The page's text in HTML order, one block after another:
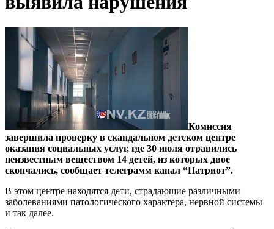
Комиссия
завершила проверку в скандальном детском центре
оказания социальных услуг, где 30 июля отравились
неизвестным веществом 14 детей, из которых двое
скончались, сообщает телеграмм канал “Патриот”.
В этом центре находятся дети, страдающие различными
заболеваниями патологического характера, нервной системы
и так далее.